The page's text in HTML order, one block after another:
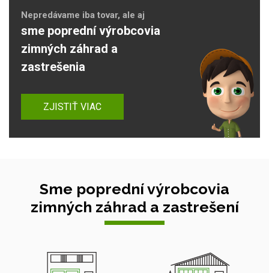
Nepredávame iba tovar, ale aj
sme poprední výrobcovia
zimných záhrad a
zastrešenia
ZJISTIŤ VIAC
Sme poprední výrobcovia
zimných záhrad a zastrešení